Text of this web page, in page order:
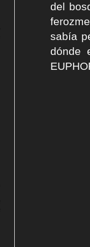
del
sabía
dónde